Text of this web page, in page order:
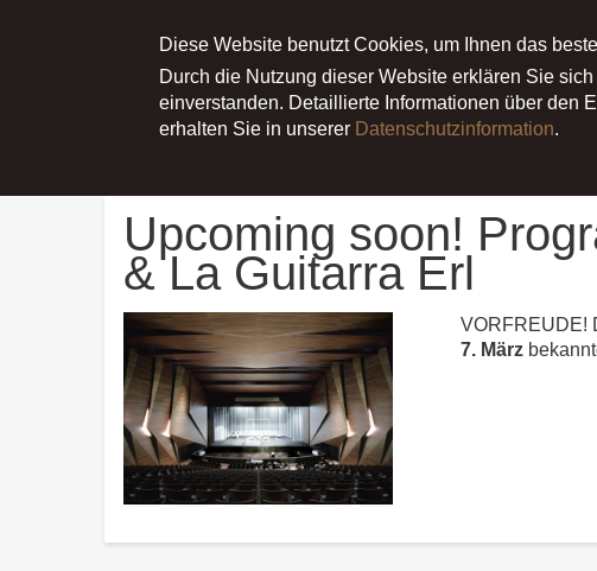
Diese Website benutzt Cookies, um Ihnen das
Durch die Nutzung dieser Website erklären Sie
einverstanden. Detaillierte Informationen über den
erhalten Sie in unserer Datenschutzinformation.
Main menu
ÜBER JULIA NEWS TERMINE
Startseite News Upcoming soon! Programm News La
Upcoming soon!
& La Guitarra Erl
VORFREUDE!
7. März